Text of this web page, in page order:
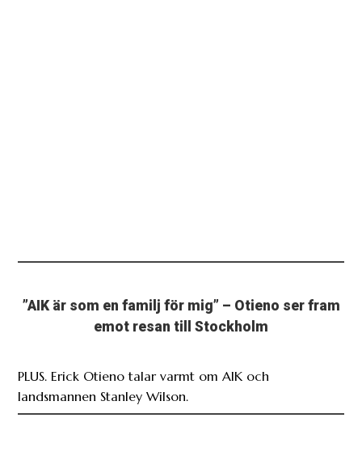
”AIK är som en familj för mig” – Otieno ser fram
emot resan till Stockholm
PLUS. Erick Otieno talar varmt om AIK och
landsmannen Stanley Wilson.